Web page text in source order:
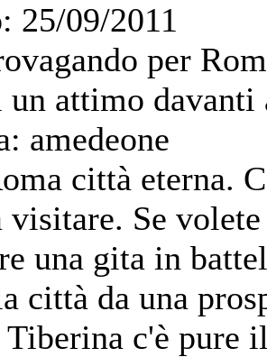
25/09/2011
per
attimo
amedeone
città eterna.
Se
una gita in
città da una
c'è pure